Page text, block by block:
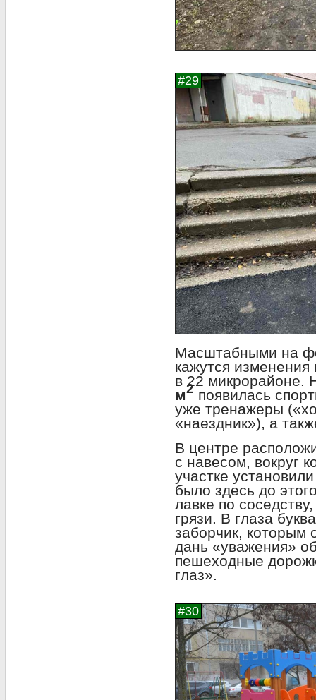
Масштабными на
кажутся изменения
в 22 микрорайоне.
м2 появилась
уже тренажеры
«наездник»), а
В центре
с навесом, вокруг
участке
было здесь до
лавке по
грязи. В глаза
заборчик, которым
дань «уважения»
пешеходные
глаз».